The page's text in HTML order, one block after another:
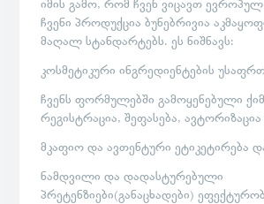
იმის გამო, რომ ჩვენ ვიცავთ
ჩვენი პროდუქცია ბუნებრივია
მაღალ სტანდარტებს. ეს ნიშნავს:
კოსმეტიკური ინგრედიენტების
ჩვენს ფორმულებში გამოყენებული
რეგისტრაცია, შეფასება,
მკაფიო და ავთენტური ეტიკეტირება
ნამდვილი და დადასტურებული
პრეტენზიები(განაცხადები)